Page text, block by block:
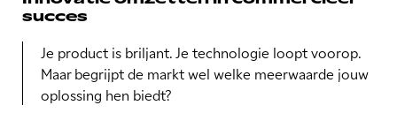
succes
Je product is briljant. Je technologie loopt voorop.
Maar begrijpt de markt wel welke meerwaarde jouw
oplossing hen biedt?